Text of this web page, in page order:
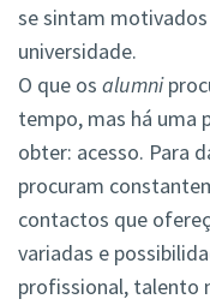
se sintam
universidade.
O que os alumni
tempo, mas há uma
obter: acesso. Para
procuram
contactos que
variadas e
profissional, talento